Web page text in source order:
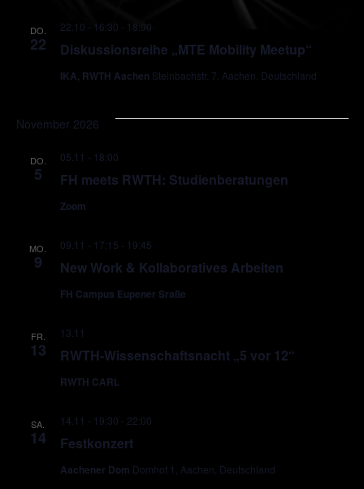
DO.
22 Diskussionsreihe „MTE Mobility Meetup“
22.10 - 16:30 - 18:00
IKA, RWTH Aachen Steinbachstr. 7, Aachen, Deutschland
November 2026
DO.
5 FH meets RWTH: Studienberatungen
05.11 - 18:00
Zoom
MO.
9 New Work & Kollaboratives Arbeiten
09.11 - 17:15 - 19:45
FH Campus Eupener Sraße
FR.
13 RWTH-Wissenschaftsnacht „5 vor 12“
13.11
RWTH CARL
SA.
14 Festkonzert
14.11 - 19:30 - 22:00
Aachener Dom Domhof 1, Aachen, Deutschland